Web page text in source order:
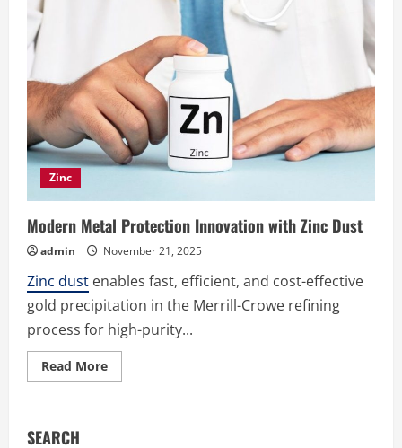
Zinc
Modern Metal Protection Innovation with Zinc Dust
admin November 21, 2025
Zinc dust enables fast, efficient, and cost-effective
gold precipitation in the Merrill-Crowe refining
process for high-purity...
Read MoreRead
more
SEARCH